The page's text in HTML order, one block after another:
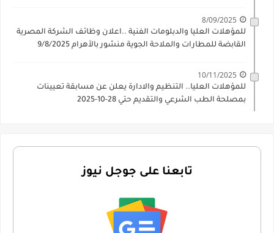
8/09/2025
للمؤهلات العليا والدبلومات الفنية ..اعلان وظائف الشركة المصرية
القابضة للمطارات والملاحة الجوية منشور بالأهرام 9/8/2025
10/11/2025
للمؤهلات العليا.. التنظيم والادارة يعلن عن مسابقة تعيينات
بمصلحة الطب الشرعي والتقديم حتي 28-10-2025
تابعنا على جوجل نيوز